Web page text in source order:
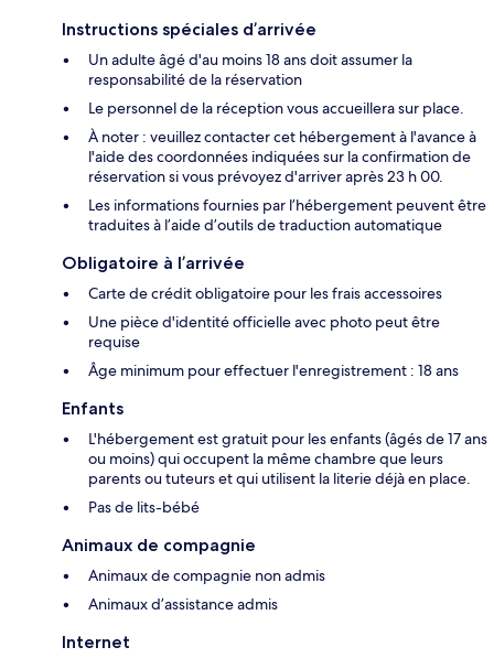
Instructions spéciales d’arrivée
Un adulte âgé d'au moins 18 ans doit assumer la
responsabilité de la réservation
Le personnel de la réception vous accueillera sur place.
À noter : veuillez contacter cet hébergement à l'avance à
l'aide des coordonnées indiquées sur la confirmation de
réservation si vous prévoyez d'arriver après 23 h 00.
Les informations fournies par l’hébergement peuvent être
traduites à l’aide d’outils de traduction automatique
Obligatoire à l’arrivée
Carte de crédit obligatoire pour les frais accessoires
Une pièce d'identité officielle avec photo peut être
requise
Âge minimum pour effectuer l'enregistrement : 18 ans
Enfants
L'hébergement est gratuit pour les enfants (âgés de 17 ans
ou moins) qui occupent la même chambre que leurs
parents ou tuteurs et qui utilisent la literie déjà en place.
Pas de lits-bébé
Animaux de compagnie
Animaux de compagnie non admis
Animaux d’assistance admis
Internet